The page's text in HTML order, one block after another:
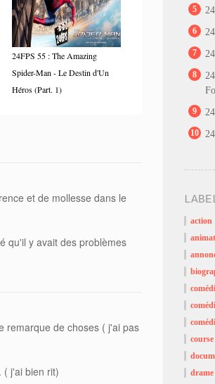
24FPS 55 : The Amazing
Spider-Man - Le Destin d'Un
Héros (Part. 1)
et de mollesse dans le
qu'il y avait des problèmes
remarque de choses ( j'ai pas
( j'ai bien rit)
5
6
7
8
9
10
action
course
drame